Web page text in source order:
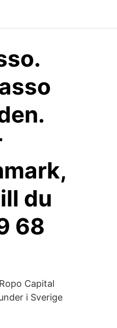
du
68
Capital
i Sverige